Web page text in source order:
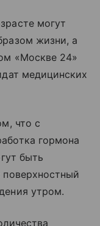
могут
жизни, а
«Москве 24»
медицинских
что с
гормона
быть
утром.